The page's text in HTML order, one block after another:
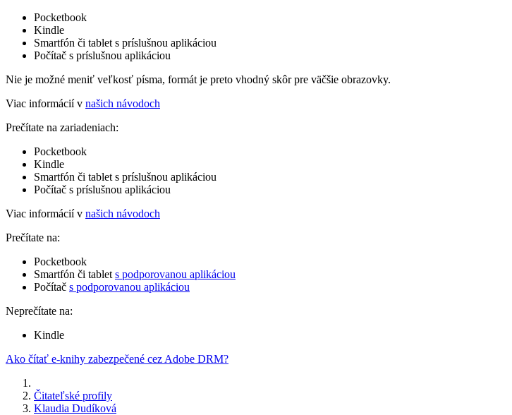
Pocketbook
Kindle
Smartfón či tablet s príslušnou aplikáciou
Počítač s príslušnou aplikáciou
Nie je možné meniť veľkosť písma, formát je preto vhodný skôr pre väčšie obrazovky.
Viac informácií v našich návodoch
Prečítate na zariadeniach:
Pocketbook
Kindle
Smartfón či tablet s príslušnou aplikáciou
Počítač s príslušnou aplikáciou
Viac informácií v našich návodoch
Prečítate na:
Pocketbook
Smartfón či tablet s podporovanou aplikáciou
Počítač s podporovanou aplikáciou
Neprečítate na:
Kindle
Ako čítať e-knihy zabezpečené cez Adobe DRM?
Čitateľské profily
Klaudia Dudíková